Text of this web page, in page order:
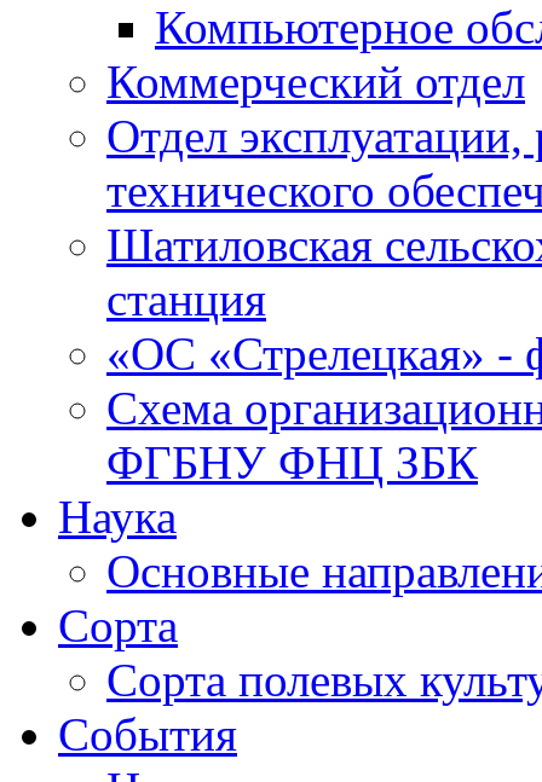
Компьютерное
Коммерческий отдел
Отдел
технического
Шатиловская
станция
«ОС «Стрелецкая»
Схема
ФГБНУ ФНЦ ЗБК
Наука
Основные
Сорта
Сорта полевых
События